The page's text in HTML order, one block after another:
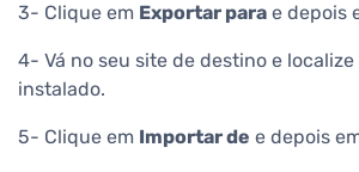
3- Clique em Exportar para e depois
4- Vá no seu site de destino e
instalado.
5- Clique em Importar de e depois